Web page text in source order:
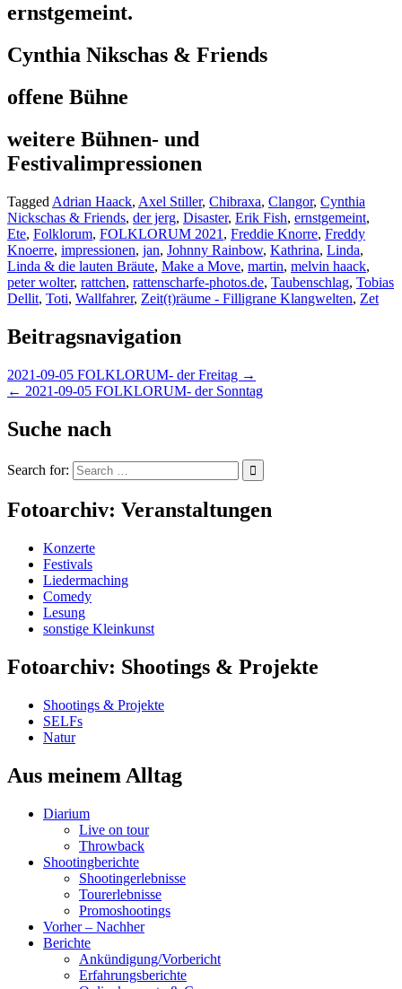
ernstgemeint.
Cynthia Nikschas & Friends
offene Bühne
weitere Bühnen- und
Festivalimpressionen
Tagged Adrian Haack, Axel Stiller, Chibraxa, Clangor, Cynthia
Nickschas & Friends, der jerg, Disaster, Erik Fish, ernstgemeint,
Ete, Folklorum, FOLKLORUM 2021 , Freddie Knorre, Freddy
Knoerre, impressionen, jan, Johnny Rainbow, Kathrina, Linda,
Linda & die lauten Bräute, Make a Move, martin, melvin haack,
peter wolter, rattchen, rattenscharfe-photos.de, Taubenschlag, Tobias
Dellit, Toti, Wallfahrer, Zeit(t)räume - Filligrane Klangwelten, Zet
Beitragsnavigation
2021-09-05 FOLKLORUM- der Freitag →
← 2021-09-05 FOLKLORUM- der Sonntag
Suche nach
Search for:
Fotoarchiv: Veranstaltungen
Konzerte
Festivals
Liedermaching
Comedy
Lesung
sonstige Kleinkunst
Fotoarchiv: Shootings & Projekte
Shootings & Projekte
SELFs
Natur
Aus meinem Alltag
Diarium
Live on tour
Throwback
Shootingberichte
Shootingerlebnisse
Tourerlebnisse
Promoshootings
Vorher – Nachher
Berichte
Ankündigung/Vorbericht
Erfahrungsberichte